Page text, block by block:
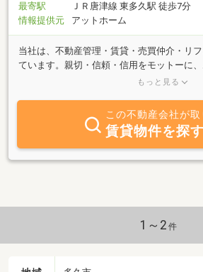
最寄駅
ＪＲ唐津線 東多久駅 徒歩7分
情報提供元
アットホーム
当社は、不動産管理・賃貸・売買仲介・リ
ています。親切・信頼・信用をモットーに
だわりを満たす物件を、ご紹介させて頂き
もっと見る
この不動産会社が取
賃貸物件を探す
1～2 件